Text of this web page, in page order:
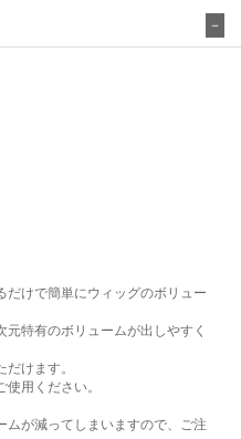
だけで簡単にウィッグのボリュー
特有のボリュームが出しやすく
けます。
用ください。
が減ってしまいますので、ご注